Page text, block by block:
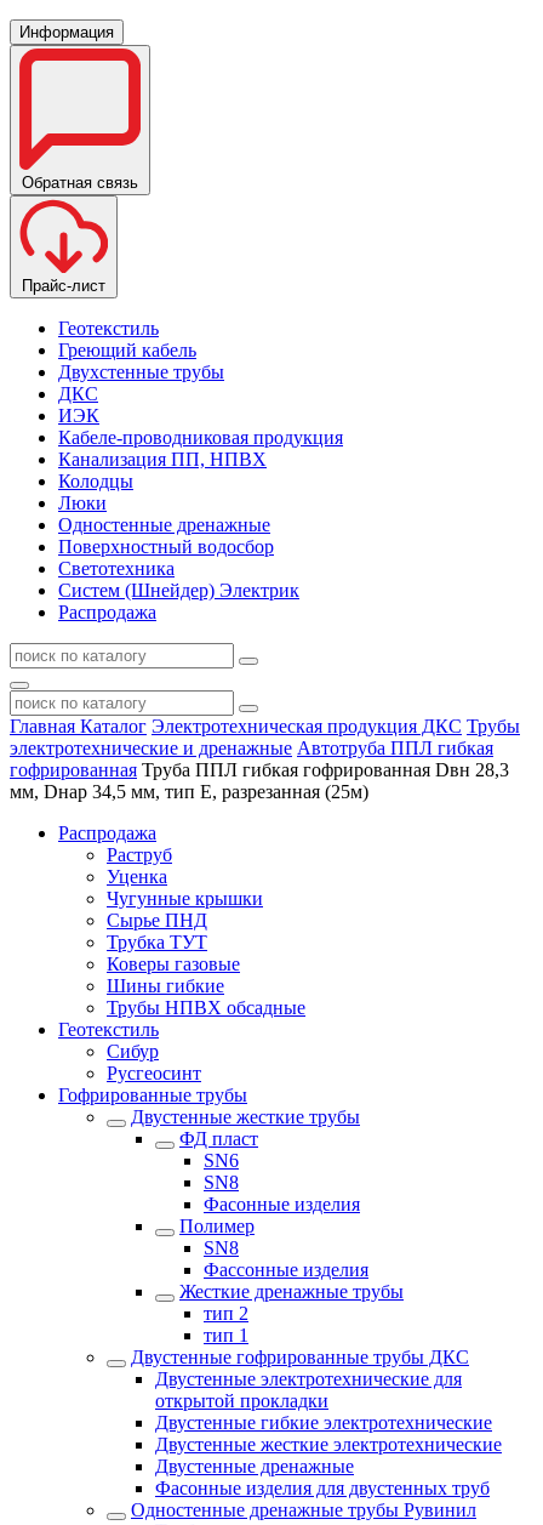
Информация
Обратная связь
Прайс-лист
Геотекстиль
Греющий кабель
Двухстенные трубы
ДКС
ИЭК
Кабеле-проводниковая продукция
Канализация ПП, НПВХ
Колодцы
Люки
Одностенные дренажные
Поверхностный водосбор
Светотехника
Систем (Шнейдер) Электрик
Распродажа
Главная Каталог Электротехническая продукция ДКС Трубы
электротехнические и дренажные Автотруба ППЛ гибкая
гофрированная Труба ППЛ гибкая гофрированная Dвн 28,3
мм, Dнар 34,5 мм, тип Е, разрезанная (25м)
Распродажа
Раструб
Уценка
Чугунные крышки
Сырье ПНД
Трубка ТУТ
Коверы газовые
Шины гибкие
Трубы НПВХ обсадные
Геотекстиль
Сибур
Русгеосинт
Гофрированные трубы
Двустенные жесткие трубы
ФД пласт
SN6
SN8
Фасонные изделия
Полимер
SN8
Фассонные изделия
Жесткие дренажные трубы
тип 2
тип 1
Двустенные гофрированные трубы ДКС
Двустенные электротехнические для
открытой прокладки
Двустенные гибкие электротехнические
Двустенные жесткие электротехнические
Двустенные дренажные
Фасонные изделия для двустенных труб
Одностенные дренажные трубы Рувинил